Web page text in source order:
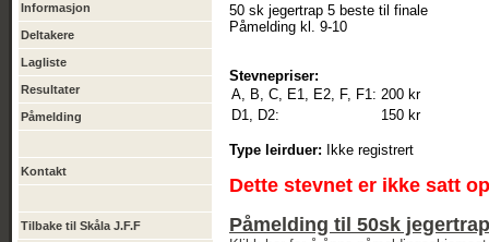
Informasjon
Deltakere
Lagliste
Resultater
Påmelding
Kontakt
Tilbake til Skåla J.F.F
50 sk jegertrap 5 beste til finale
Påmelding kl. 9-10
Stevnepriser:
A, B, C, E1, E2, F, F1: 200 kr
D1, D2:
150 kr
Type leirduer: Ikke registrert
Dette stevnet er ikke satt
Påmelding til 50sk jegertrap